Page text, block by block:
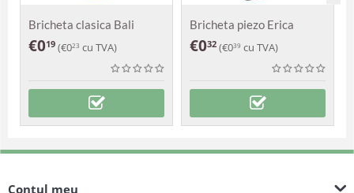
Bricheta clasica Bali
€019 (€023 cu TVA)
Bricheta piezo Erica
€032 (€039 cu TVA)
Contul meu